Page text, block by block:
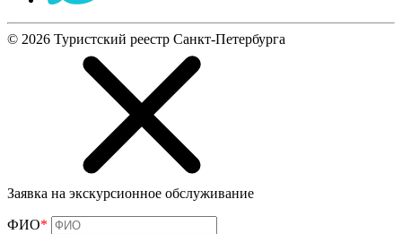
© 2026 Туристский реестр Санкт-Петербурга
Заявка на экскурсионное обслуживание
ФИО*